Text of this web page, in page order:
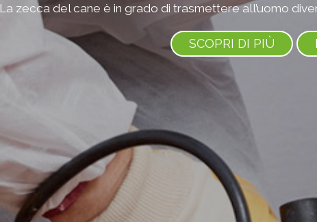
La zecca del cane è in grado di trasmettere all’uomo
SCOPRI DI PIÙ